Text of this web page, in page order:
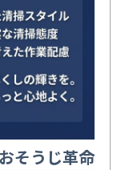
おそうじ革命